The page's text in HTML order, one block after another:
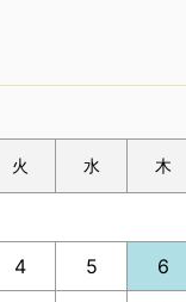
火 水 木
4 5 6